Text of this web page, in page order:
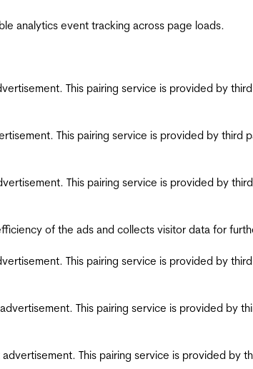
analytics event tracking across page loads.
This pairing service is provided by
This pairing service is provided by third
This pairing service is provided by
of the ads and collects visitor data for
This pairing service is provided by
This pairing service is provided by
This pairing service is provided by